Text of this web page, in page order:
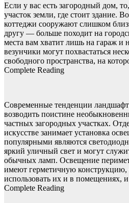
Если у вас есть загородный дом,
участок земли, где стоит здание.
коттеджи сооружают слишком
другу — больше походит на
места вам хватит лишь на гараж и
везунчики могут похвастаться
свободного пространства, на
Complete Reading
Современные тенденции
возводить поистине
частных загородных участках.
искусстве занимает установка
популярными являются
яркий уличный свет и могут
обычных ламп. Освещение
имеют герметичную конструкцию,
использовать их и в помещениях,
Complete Reading